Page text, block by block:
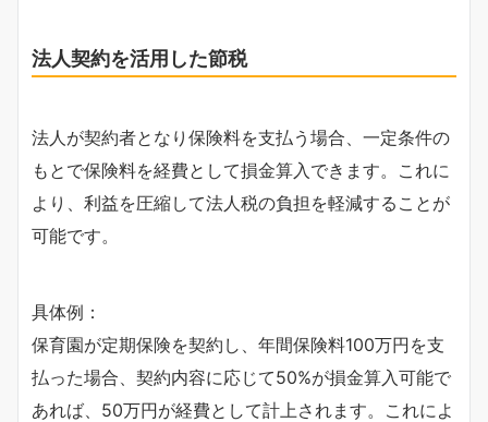
法人契約を活用した節税
法人が契約者となり保険料を支払う場合、一定条件の
もとで保険料を経費として損金算入できます。これに
より、利益を圧縮して法人税の負担を軽減することが
可能です。
具体例：
保育園が定期保険を契約し、年間保険料100万円を支
払った場合、契約内容に応じて50%が損金算入可能で
あれば、50万円が経費として計上されます。これによ